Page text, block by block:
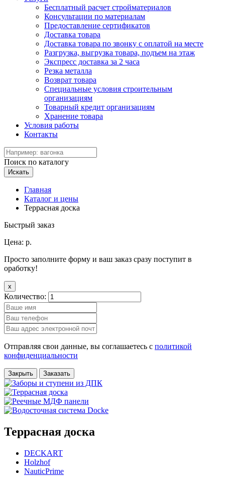
Бесплатный расчет стройматериалов
Консультации по материалам
Предоставление сертификатов
Доставка товара
Доставка товара по звонку с оплатой на месте
Разгрузка, выгрузка товара, подъем на этаж
Экспресс доставка за 2 часа
Резка металла
Возврат товара
Специальные условия строительным
организациям
Товарный кредит организациям
Хранение товара
Условия работы
Контакты
Поиск по каталогу
Искать
Главная
Каталог и цены
Террасная доска
Быстрый заказ
Цена: р.
Просто заполните форму и ваш заказ сразу поступит в
оработку!
x
Количество:
Отправляя свои данные, вы соглашаетесь с политикой
конфиденциальности
Закрыть Заказать
Террасная доска
DECKART
Holzhof
NauticPrime